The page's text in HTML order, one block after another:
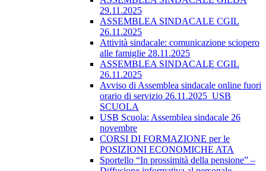
29.11.2025
ASSEMBLEA SINDACALE CGIL
26.11.2025
Attività sindacale: comunicazione sciopero
alle famiglie 28.11.2025
ASSEMBLEA SINDACALE CGIL
26.11.2025
Avviso di Assemblea sindacale online fuori
orario di servizio 26.11.2025_USB
SCUOLA
USB Scuola: Assemblea sindacale 26
novembre
CORSI DI FORMAZIONE per le
POSIZIONI ECONOMICHE ATA
Sportello “In prossimità della pensione” –